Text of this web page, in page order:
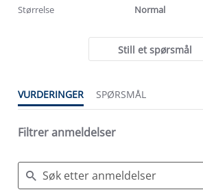
Størrelse Normal
Still et spørsmål
VURDERINGER SPØRSMÅL
Filtrer anmeldelser